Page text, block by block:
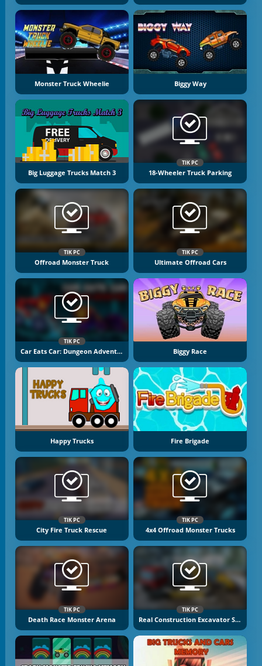
Monster Truck Wheelie Biggy Way
Big Luggage Trucks Match 3
TIK PC
18-Wheeler Truck Parking
TIK PC
Offroad Monster Truck
TIK PC
Ultimate Offroad Cars
TIK PC
Car Eats Car: Dungeon Adventure Biggy Race
Happy Trucks Fire Brigade
TIK PC
City Fire Truck Rescue
TIK PC
4x4 Offroad Monster Trucks
TIK PC
Death Race Monster Arena
TIK PC
Real Construction Excavator Simulator